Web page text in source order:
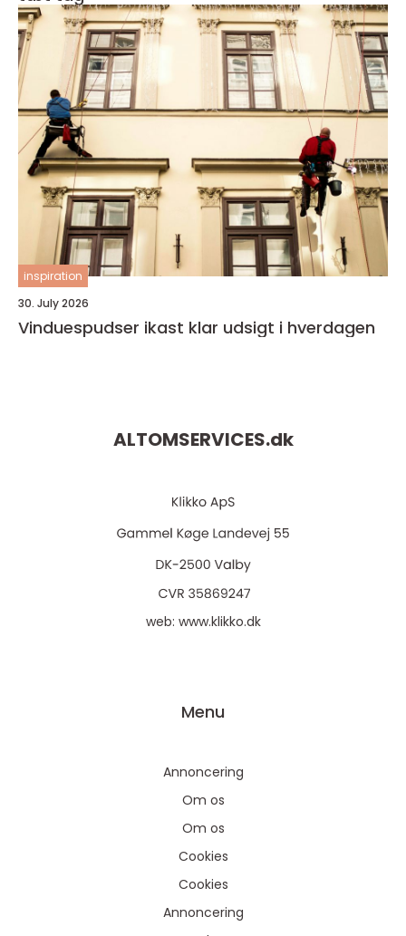
inspiration
30. July 2026
Vinduespudser ikast klar udsigt i hverdagen
ALTOMSERVICES.dk
web: www.klikko.dk
Menu
Annoncering
Om os
Om os
Cookies
Cookies
Annoncering